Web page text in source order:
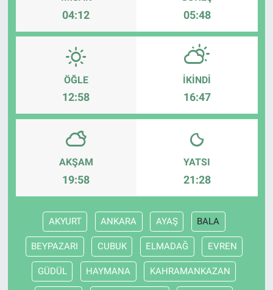
04:12 05:48
ÖĞLE
12:58
İKINDI
16:47
AKŞAM
19:58
YATSI
21:28
AKYURT ANKARA AYAŞ BALA
BEYPAZARI CUBUK ELMADAĞ EVREN
GÜDÜL HAYMANA KAHRAMANKAZAN